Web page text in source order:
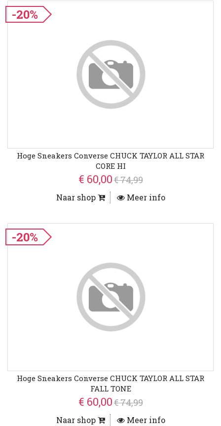
-20%
Hoge Sneakers Converse CHUCK TAYLOR ALL STAR
CORE HI
€ 60,00€ 74,99
Naar shop Meer info
-20%
Hoge Sneakers Converse CHUCK TAYLOR ALL STAR
FALL TONE
€ 60,00€ 74,99
Naar shop Meer info